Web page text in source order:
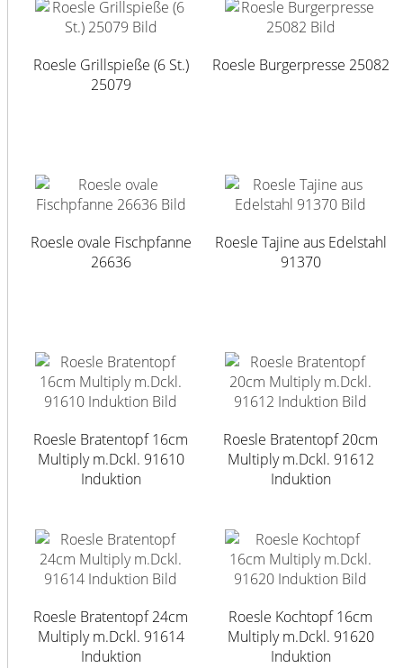
Roesle Grillspieße (6 St.)
25079
Roesle Burgerpresse 25082
Roesle ovale Fischpfanne
26636
Roesle Tajine aus Edelstahl
91370
Roesle Bratentopf 16cm
Multiply m.Dckl. 91610
Induktion
Roesle Bratentopf 20cm
Multiply m.Dckl. 91612
Induktion
Roesle Bratentopf 24cm
Multiply m.Dckl. 91614
Induktion
Roesle Kochtopf 16cm
Multiply m.Dckl. 91620
Induktion